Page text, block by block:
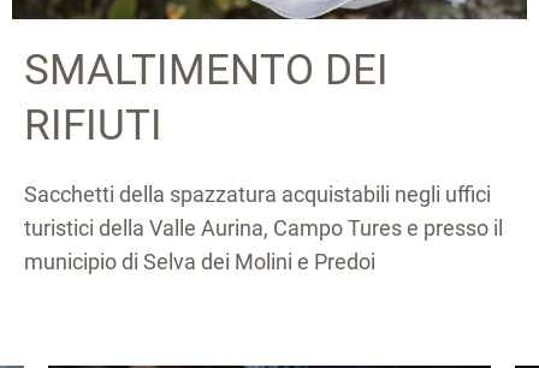
SMALTIMENTO DEI
RIFIUTI
Sacchetti della spazzatura acquistabili negli uffici
turistici della Valle Aurina, Campo Tures e presso il
municipio di Selva dei Molini e Predoi